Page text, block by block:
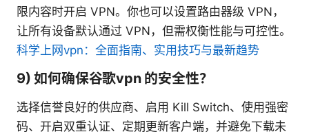
限内容时开启 VPN。你也可以设置路由器级 VPN，
让所有设备默认通过 VPN，但需权衡性能与可控性。
科学上网vpn：全面指南、实用技巧与最新趋势
9) 如何确保谷歌vpn 的安全性？
选择信誉良好的供应商、启用 Kill Switch、使用强密
码、开启双重认证、定期更新客户端，并避免下载未